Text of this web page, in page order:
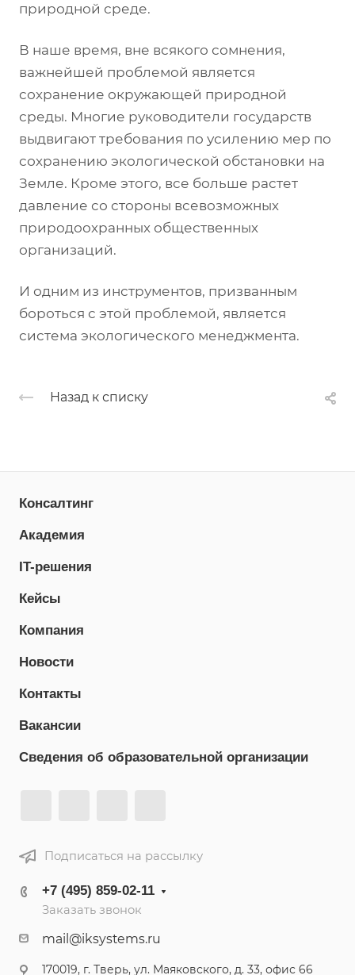
природной среде.
В наше время, вне всякого сомнения,
важнейшей проблемой является
сохранение окружающей природной
среды. Многие руководители государств
выдвигают требования по усилению мер по
сохранению экологической обстановки на
Земле. Кроме этого, все больше растет
давление со стороны всевозможных
природоохранных общественных
организаций.
И одним из инструментов, призванным
бороться с этой проблемой, является
система экологического менеджмента.
Назад к списку
Консалтинг
Академия
IT-решения
Кейсы
Компания
Новости
Контакты
Вакансии
Сведения об образовательной организации
Подписаться на рассылку
+7 (495) 859-02-11
Заказать звонок
mail@iksystems.ru
170019, г. Тверь, ул. Маяковского, д. 33, офис 66